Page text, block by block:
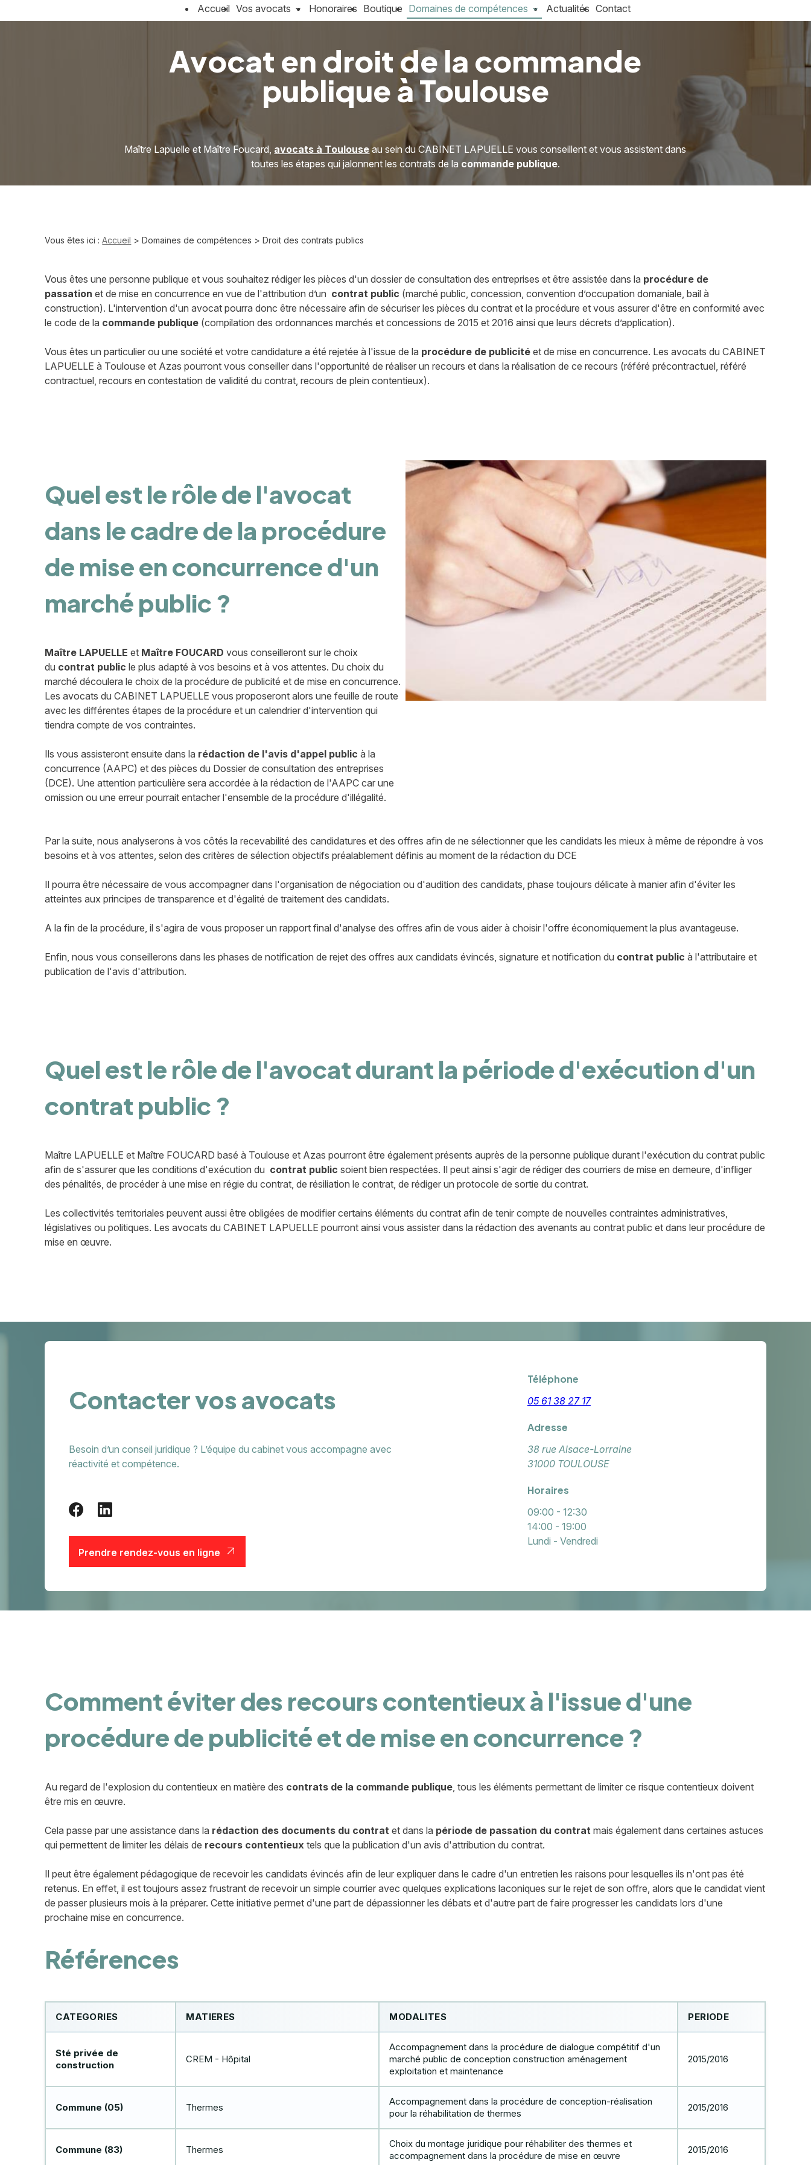
Accueil Vos avocats Honoraires Boutique Domaines de compétences Actualités Contact
Avocat en droit de la commande
publique à Toulouse
Maître Lapuelle et Maître Foucard, avocats à Toulouse au sein du CABINET LAPUELLE vous conseillent et vous assistent dans
toutes les étapes qui jalonnent les contrats de la commande publique.
Vous êtes ici : Accueil >Domaines de compétences > Droit des contrats publics
Vous êtes une personne publique et vous souhaitez rédiger les pièces d'un dossier de consultation des entreprises et être assistée dans la procédure de
passation et de mise en concurrence en vue de l'attribution d’un contrat public (marché public, concession, convention d’occupation domaniale, bail à
construction). L'intervention d'un avocat pourra donc être nécessaire afin de sécuriser les pièces du contrat et la procédure et vous assurer d'être en conformité avec
le code de la commande publique (compilation des ordonnances marchés et concessions de 2015 et 2016 ainsi que leurs décrets d’application).
Vous êtes un particulier ou une société et votre candidature a été rejetée à l'issue de la procédure de publicité et de mise en concurrence. Les avocats du CABINET
LAPUELLE à Toulouse et Azas pourront vous conseiller dans l'opportunité de réaliser un recours et dans la réalisation de ce recours (référé précontractuel, référé
contractuel, recours en contestation de validité du contrat, recours de plein contentieux).
Quel est le rôle de l'avocat
dans le cadre de la procédure
de mise en concurrence d'un
marché public ?
Maître LAPUELLE et Maître FOUCARD vous conseilleront sur le choix
du contrat public le plus adapté à vos besoins et à vos attentes. Du choix du
marché découlera le choix de la procédure de publicité et de mise en concurrence.
Les avocats du CABINET LAPUELLE vous proposeront alors une feuille de route
avec les différentes étapes de la procédure et un calendrier d'intervention qui
tiendra compte de vos contraintes.
Ils vous assisteront ensuite dans la rédaction de l'avis d'appel public à la
concurrence (AAPC) et des pièces du Dossier de consultation des entreprises
(DCE). Une attention particulière sera accordée à la rédaction de l'AAPC car une
omission ou une erreur pourrait entacher l'ensemble de la procédure d'illégalité.
Par la suite, nous analyserons à vos côtés la recevabilité des candidatures et des offres afin de ne sélectionner que les candidats les mieux à même de répondre à vos
besoins et à vos attentes, selon des critères de sélection objectifs préalablement définis au moment de la rédaction du DCE
Il pourra être nécessaire de vous accompagner dans l'organisation de négociation ou d'audition des candidats, phase toujours délicate à manier afin d'éviter les
atteintes aux principes de transparence et d'égalité de traitement des candidats.
A la fin de la procédure, il s'agira de vous proposer un rapport final d'analyse des offres afin de vous aider à choisir l'offre économiquement la plus avantageuse.
Enfin, nous vous conseillerons dans les phases de notification de rejet des offres aux candidats évincés, signature et notification du contrat public à l'attributaire et
publication de l'avis d'attribution.
Quel est le rôle de l'avocat durant la période d'exécution d'un
contrat public ?
Maître LAPUELLE et Maître FOUCARD basé à Toulouse et Azas pourront être également présents auprès de la personne publique durant l'exécution du contrat public
afin de s'assurer que les conditions d'exécution du contrat public soient bien respectées. Il peut ainsi s'agir de rédiger des courriers de mise en demeure, d'infliger
des pénalités, de procéder à une mise en régie du contrat, de résiliation le contrat, de rédiger un protocole de sortie du contrat.
Les collectivités territoriales peuvent aussi être obligées de modifier certains éléments du contrat afin de tenir compte de nouvelles contraintes administratives,
législatives ou politiques. Les avocats du CABINET LAPUELLE pourront ainsi vous assister dans la rédaction des avenants au contrat public et dans leur procédure de
mise en œuvre.
Contacter vos avocats
Besoin d’un conseil juridique ? L’équipe du cabinet vous accompagne avec
réactivité et compétence.
Prendre rendez-vous en ligne
Téléphone
05 61 38 27 17
Adresse
38 rue Alsace-Lorraine
31000 TOULOUSE
Horaires
09:00 - 12:30
14:00 - 19:00
Lundi - Vendredi
Comment éviter des recours contentieux à l'issue d'une
procédure de publicité et de mise en concurrence ?
Au regard de l'explosion du contentieux en matière des contrats de la commande publique , tous les éléments permettant de limiter ce risque contentieux doivent
être mis en œuvre.
Cela passe par une assistance dans la rédaction des documents du contrat et dans la période de passation du contrat mais également dans certaines astuces
qui permettent de limiter les délais de recours contentieux tels que la publication d'un avis d'attribution du contrat.
Il peut être également pédagogique de recevoir les candidats évincés afin de leur expliquer dans le cadre d'un entretien les raisons pour lesquelles ils n'ont pas été
retenus. En effet, il est toujours assez frustrant de recevoir un simple courrier avec quelques explications laconiques sur le rejet de son offre, alors que le candidat vient
de passer plusieurs mois à la préparer. Cette initiative permet d'une part de dépassionner les débats et d'autre part de faire progresser les candidats lors d'une
prochaine mise en concurrence.
Références
CATEGORIES MATIERES MODALITES PERIODE
Sté privée de
construction
CREM - Hôpital
Accompagnement dans la procédure de dialogue compétitif d'un
marché public de conception construction aménagement
exploitation et maintenance
2015/2016
Commune (05) Thermes
Accompagnement dans la procédure de conception-réalisation
pour la réhabilitation de thermes
2015/2016
Commune (83) Thermes
Choix du montage juridique pour réhabiliter des thermes et
accompagnement dans la procédure de mise en œuvre
2015/2016